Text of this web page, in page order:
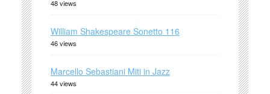
48 views
William Shakespeare Sonetto 116
46 views
Marcello Sebastiani Miti in Jazz
44 views